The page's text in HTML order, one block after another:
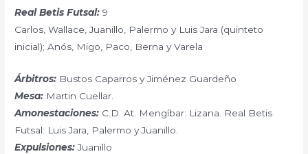
Real Betis Futsal: 9
Carlos, Wallace, Juanillo, Palermo y Luis Jara (quinteto
inicial); Anós, Migo, Paco, Berna y Varela
Árbitros: Bustos Caparros y Jiménez Guardeño
Mesa: Martin Cuellar.
Amonestaciones: C.D. At. Mengíbar: Lizana. Real Betis
Futsal: Luis Jara, Palermo y Juanillo.
Expulsiones:Juanillo